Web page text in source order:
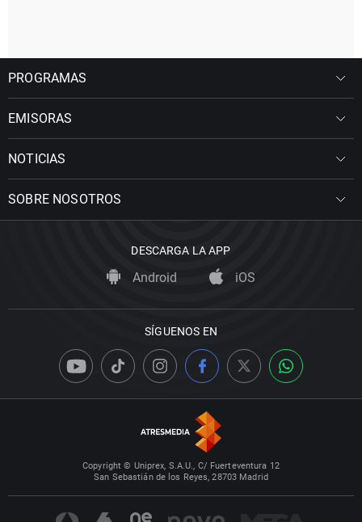
PROGRAMAS
EMISORAS
NOTICIAS
SOBRE NOSOTROS
DESCARGA LA APP
Android iOS
SÍGUENOS EN
Copyright © Uniprex, S.A.U., C/ Fuerteventura 12
San Sebastián de los Reyes, 28703 Madrid